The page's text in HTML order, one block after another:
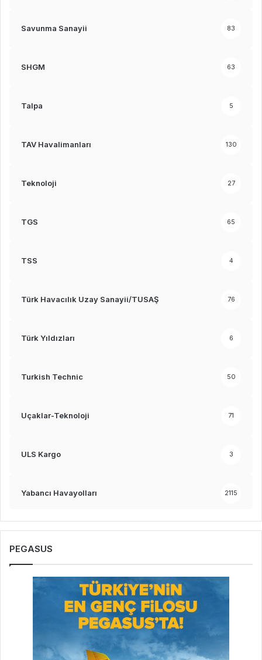
Savunma Sanayii 83
SHGM 63
Talpa 5
TAV Havalimanları 130
Teknoloji 27
TGS 65
TSS 4
Türk Havacılık Uzay Sanayii/TUSAŞ 76
Türk Yıldızları 6
Turkish Technic 50
Uçaklar-Teknoloji 71
ULS Kargo 3
Yabancı Havayolları 2115
PEGASUS